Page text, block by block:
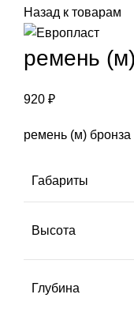
Назад к товарам
ремень
920 ₽
ремень (м) бронза
Габариты
Высота
Глубина